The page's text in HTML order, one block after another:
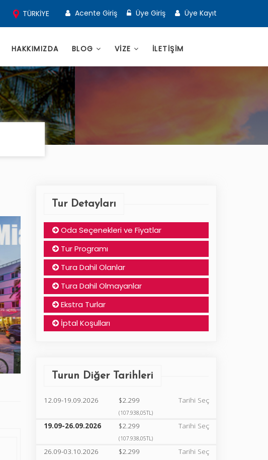
TÜRKİYE Acente Giriş Üye Giriş Üye Kayıt
HAKKIMIZDA BLOG VİZE İLETİŞİM
Tur Detayları
Oda Seçenekleri ve Fiyatlar
Tur Programı
Tura Dahil Olanlar
Tura Dahil Olmayanlar
Ekstra Turlar
İptal Koşulları
Turun Diğer Tarihleri
12.09-19.09.2026 $2.299
(107.938,05TL)
Tarihi Seç
19.09-26.09.2026 $2.299
(107.938,05TL)
Tarihi Seç
26.09-03.10.2026 $2.299 Tarihi Seç